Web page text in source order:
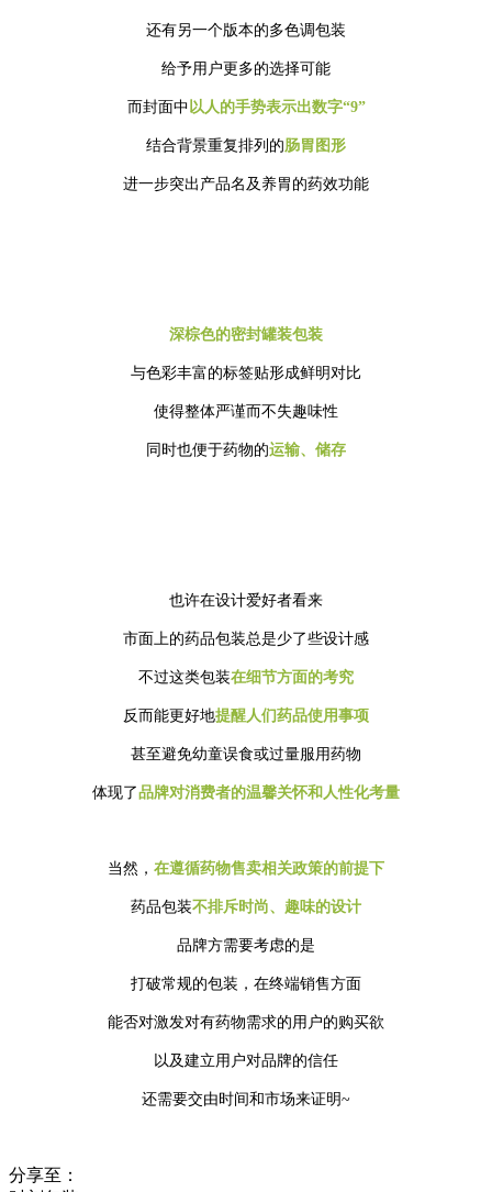
还有另一个版本的多色调包装
给予用户更多的选择可能
而封面中 以人的手势表示出数字“9”
结合背景重复排列的肠胃图形
进一步突出产品名及养胃的药效功能
深棕色的密封罐装包装
与色彩丰富的标签贴形成鲜明对比
使得整体严谨而不失趣味性
同时也便于药物的运输、储存
也许在设计爱好者看来
市面上的药品包装总是少了些设计感
不过这类包装在细节方面的考究
反而能更好地提醒人们药品使用事项
甚至避免幼童误食或过量服用药物
体现了品牌对消费者的温馨关怀和人性化考量
当然， 在遵循药物售卖相关政策的前提下
药品包装不排斥时尚、趣味的设计
品牌方需要考虑的是
打破常规的包装，在终端销售方面
能否对激发对有药物需求的用户的购买欲
以及建立用户对品牌的信任
还需要交由时间和市场来证明~
分享至：